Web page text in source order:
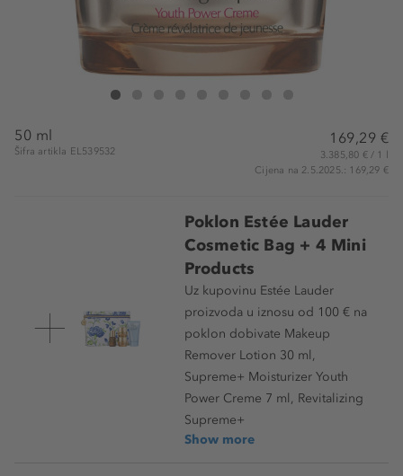
Estée Lauder Revitalizing Supreme+ Moisturizer Youth Power Creme
50 ml
Šifra artikla EL539532
169,29 €
3.385,80 € / 1 l
Cijena na 2.5.2025.: 169,29 €
Poklon Estée Lauder
Cosmetic Bag + 4 Mini
Products
Uz kupovinu Estée Lauder
proizvoda u iznosu od 100 € na
poklon dobivate Makeup
Remover Lotion 30 ml,
Supreme+ Moisturizer Youth
Power Creme 7 ml, Revitalizing
Supreme+
Show more